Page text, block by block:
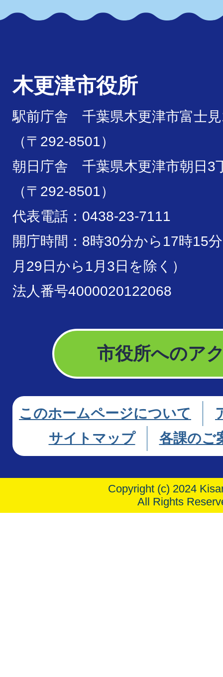
木更津市役所
駅前庁舎 千葉県木更津市富士
（〒292-8501）
朝日庁舎 千葉県木更津市朝日3
（〒292-8501）
代表電話：0438-23-7111
開庁時間：8時30分から17時15
月29日から1月3日を除く）
法人番号4000020122068
市役所へのア
このホームページについて
サイトマップ
各課のご
Copyright (c) 2024
All Rights